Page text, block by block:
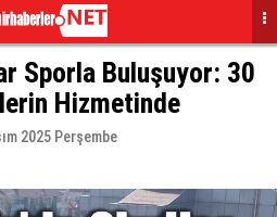
Sporla Buluşuyor: 30
Hizmetinde
2025 Perşembe